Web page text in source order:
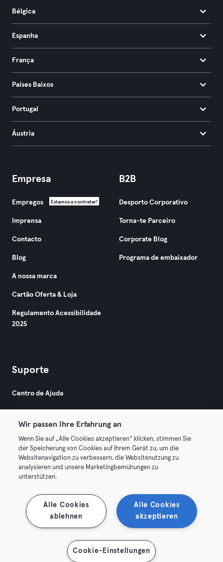
Bélgica
Espanha
França
Países Baixos
Portugal
Áustria
Empresa
Empregos Estamos a contratar!
Imprensa
Contacto
Blog
A nossa marca
Cartão Oferta & Loja
Regulamento Acessibilidade
2025
B2B
Desporto Corporativo
Torna-te Parceiro
Corporate Blog
Programa de embaixador
Suporte
Centro de Ajuda
© 2026 Urban Sports Group GmbH. All rights reserved.
Termos & Condições
Rescindir contratos aqui Cancelar contratos aqui
Wir passen Ihre Erfahrung an
Wenn Sie auf „Alle Cookies akzeptieren“ klicken, stimmen Sie
der Speicherung von Cookies auf Ihrem Gerät zu, um die
Websitenavigation zu verbessern, die Websitenutzung zu
analysieren und unsere Marketingbemühungen zu
unterstützen.
Alle Cookies
akzeptieren
Alle Cookies
ablehnen
Cookie-Einstellungen